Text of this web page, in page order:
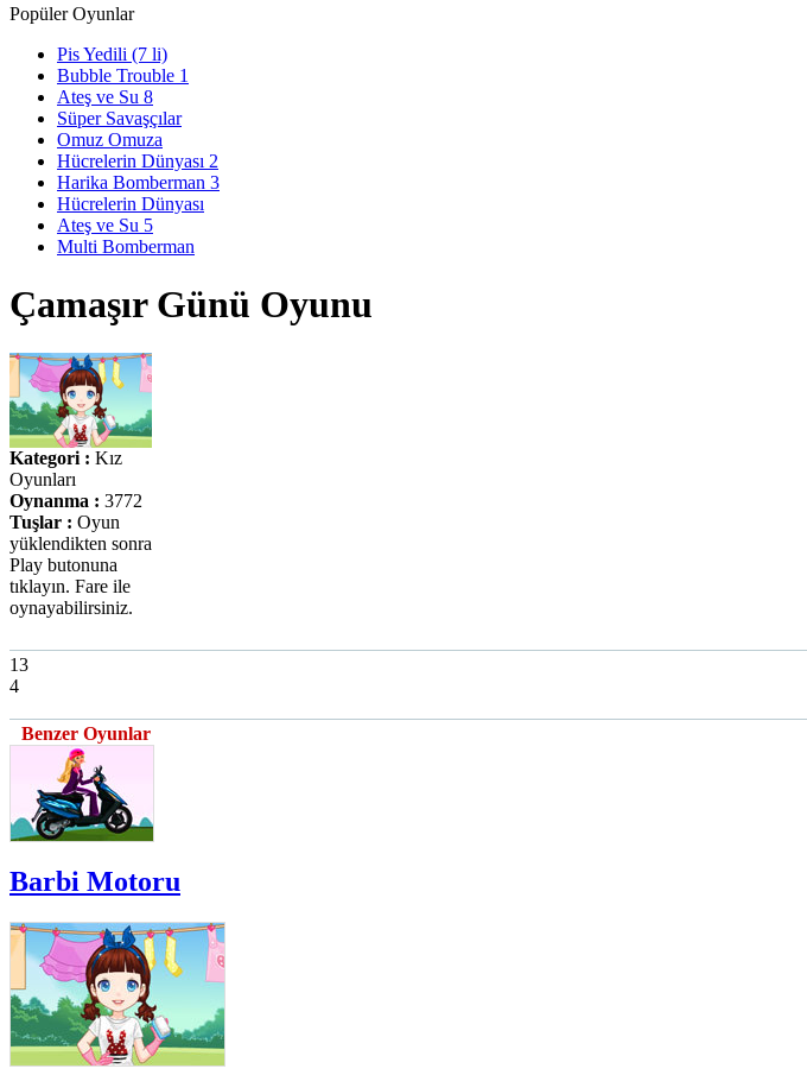
Popüler Oyunlar
Pis Yedili (7 li)
Bubble Trouble 1
Ateş ve Su 8
Süper Savaşçılar
Omuz Omuza
Hücrelerin Dünyası 2
Harika Bomberman 3
Hücrelerin Dünyası
Ateş ve Su 5
Multi Bomberman
Çamaşır Günü Oyunu
Kategori : Kız
Oyunları
Oynanma : 3772
Tuşlar : Oyun
yüklendikten sonra
Play butonuna
tıklayın. Fare ile
oynayabilirsiniz.
13
4
Benzer Oyunlar
Barbi Motoru